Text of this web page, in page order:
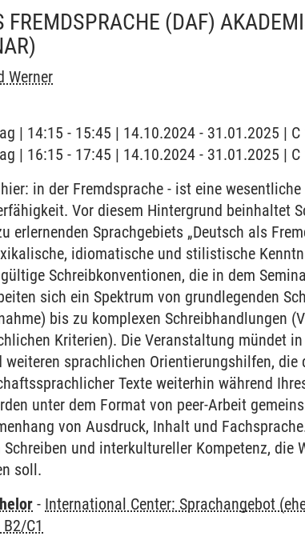
FREMDSPRACHE (DAF)
Werner
| 14:15 - 15:45 | 14.10.2024 - 31.01.2025 | C
| 16:15 - 17:45 | 14.10.2024 - 31.01.2025 | C
in der Fremdsprache - ist eine
Vor diesem Hintergrund beinhaltet
erlernenden Sprachgebiets „Deutsch als
idiomatische und stilistische
Schreibkonventionen, die in dem
sich ein Spektrum von grundlegenden
bis zu komplexen Schreibhandlungen
Kriterien). Die Veranstaltung mündet
weiteren sprachlichen Orientierungshilfen,
Texte weiterhin während
unter dem Format von peer-Arbeit
von Ausdruck, Inhalt und
und interkultureller Kompetenz, die
soll.
- International Center: Sprachangebot
C1